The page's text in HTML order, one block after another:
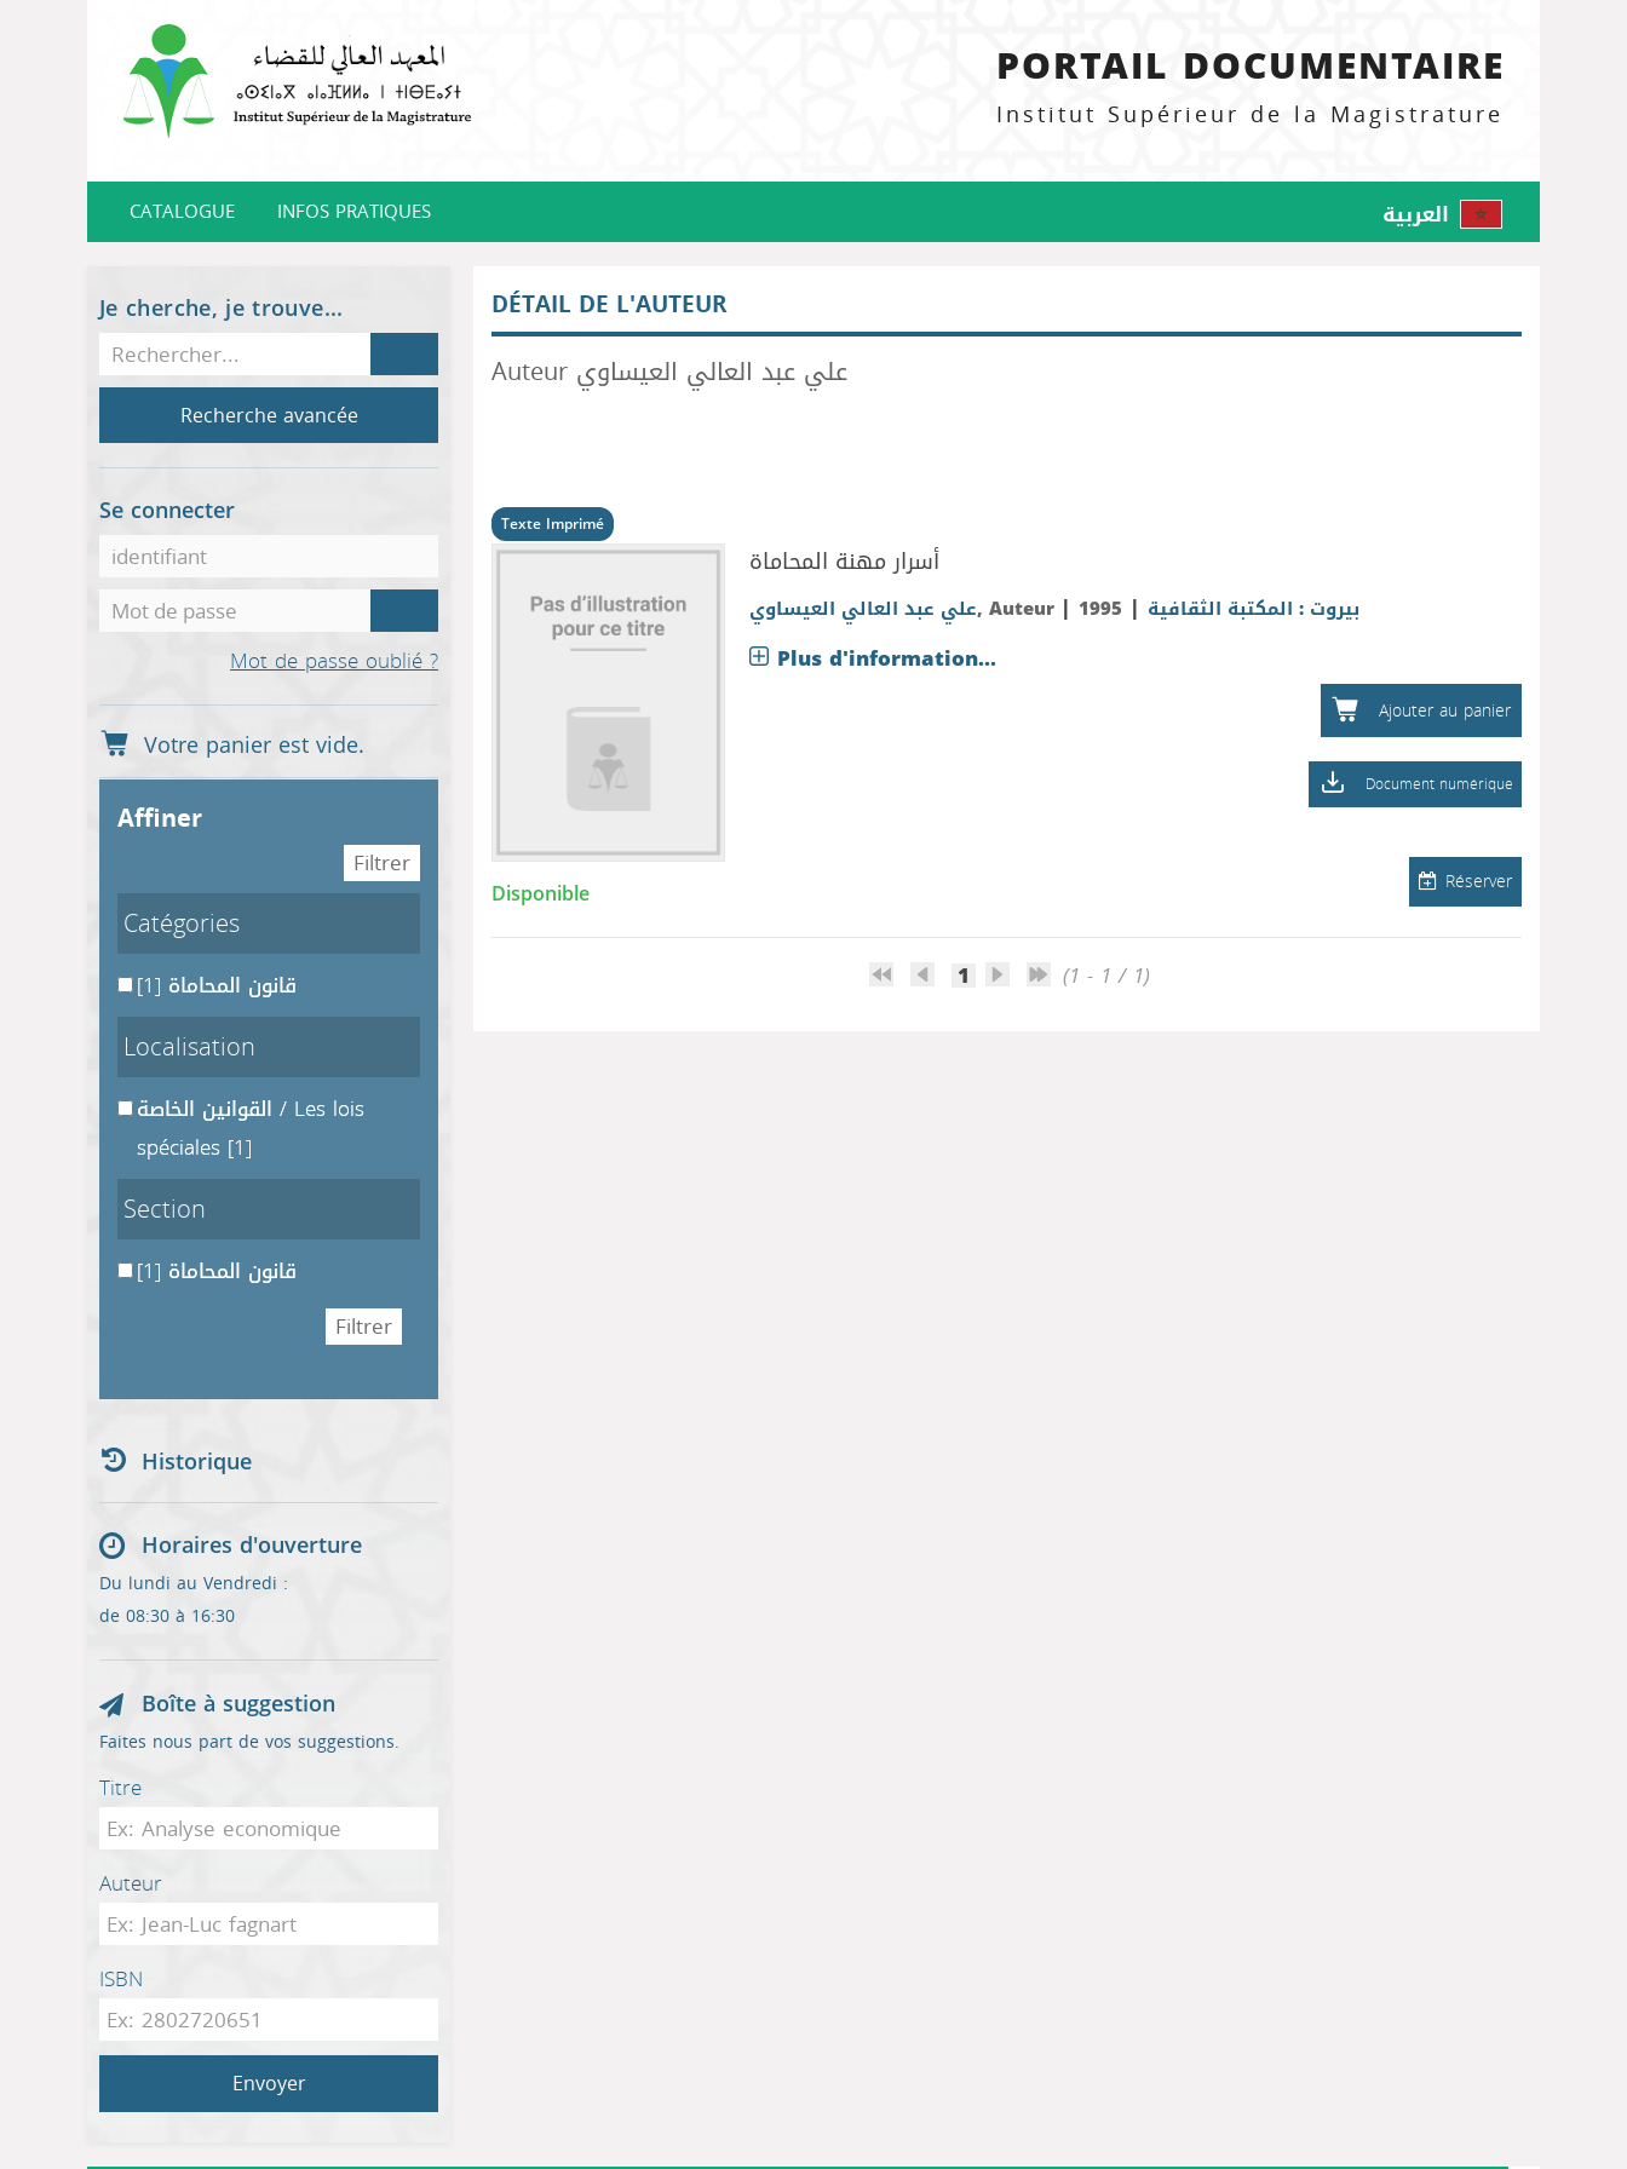
PORTAIL DOCUMENTAIRE
Institut Supérieur de la Magistrature
العربية CATALOGUE INFOS PRATIQUES
DÉTAIL DE L'AUTEUR
Auteur علي عبد العالي العيساوي
Texte Imprimé
أسرار مهنة المحاماة
علي عبد العالي العيساوي, Auteur | بيروت : المكتبة الثقافية |
1995
Plus d'information...
Ajouter au panier
Document numérique
Réserver
Disponible
1 (1 - 1 / 1)
Je cherche, je trouve...
Recherche avancée
Se connecter
Mot de passe oublié ?
affiner
Catégories
قانون المحاماة [1]
Localisation
القوانين الخاصة / Les lois
spéciales [1]
Section
قانون المحاماة [1]
Historique
Horaires d'ouverture
Du lundi au Vendredi :
de 08:30 à 16:30
Boîte à suggestion
Faites nous part de vos suggestions.
Titre
Auteur
ISBN
Envoyer